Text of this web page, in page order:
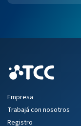
Empresa
Trabajá con nosotros
Registro